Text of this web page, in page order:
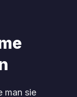
man sie